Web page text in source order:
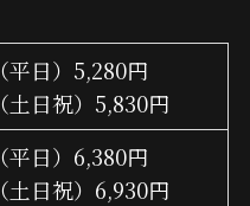
（平日）5,280円
（土日祝）5,830円
（平日）6,380円
（土日祝）6,930円